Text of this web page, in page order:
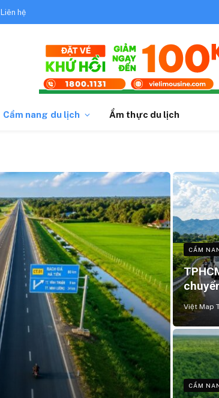
Liên hệ
Cẩm nang du lịch Ẩm thực du lịch
CẨM
Việt Map
CẨM